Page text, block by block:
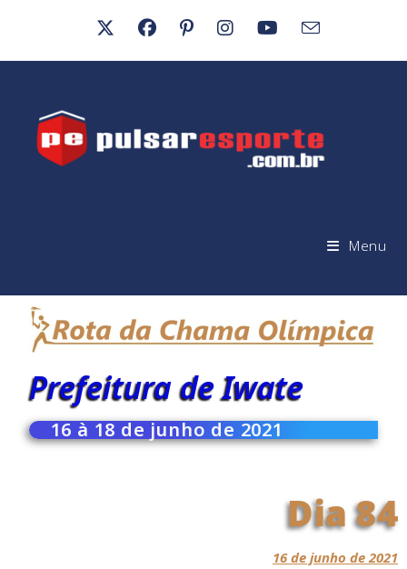
Menu
Prefeitura de Iwate
16 à 18 de junho de 2021
Dia 84
16 de junho de 2021